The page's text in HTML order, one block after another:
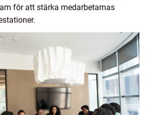
för att stärka medarbetarnas